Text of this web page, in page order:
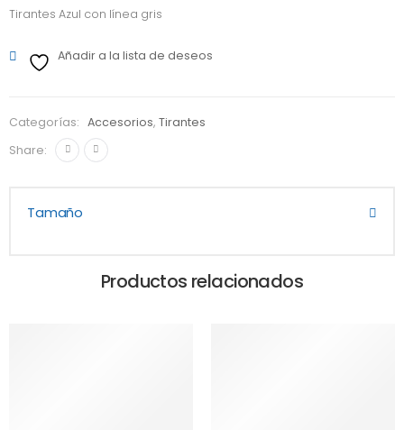
Tirantes Azul con línea gris
Añadir a la lista de deseos
Categorías: Accesorios,Tirantes
Share:
Tamaño
Productos relacionados